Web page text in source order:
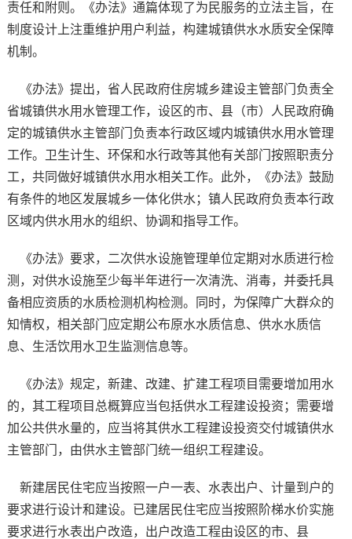
责任和附则。《办法》通篇体现了为民服务的立法主旨，在
制度设计上注重维护用户利益，构建城镇供水水质安全保障
机制。
《办法》提出，省人民政府住房城乡建设主管部门负责全
省城镇供水用水管理工作，设区的市、县（市）人民政府确
定的城镇供水主管部门负责本行政区域内城镇供水用水管理
工作。卫生计生、环保和水行政等其他有关部门按照职责分
工，共同做好城镇供水用水相关工作。此外，《办法》鼓励
有条件的地区发展城乡一体化供水；镇人民政府负责本行政
区域内供水用水的组织、协调和指导工作。
《办法》要求，二次供水设施管理单位定期对水质进行检
测，对供水设施至少每半年进行一次清洗、消毒，并委托具
备相应资质的水质检测机构检测。同时，为保障广大群众的
知情权，相关部门应定期公布原水水质信息、供水水质信
息、生活饮用水卫生监测信息等。
《办法》规定，新建、改建、扩建工程项目需要增加用水
的，其工程项目总概算应当包括供水工程建设投资；需要增
加公共供水量的，应当将其供水工程建设投资交付城镇供水
主管部门，由供水主管部门统一组织工程建设。
新建居民住宅应当按照一户一表、水表出户、计量到户的
要求进行设计和建设。已建居民住宅应当按照阶梯水价实施
要求进行水表出户改造，出户改造工程由设区的市、县